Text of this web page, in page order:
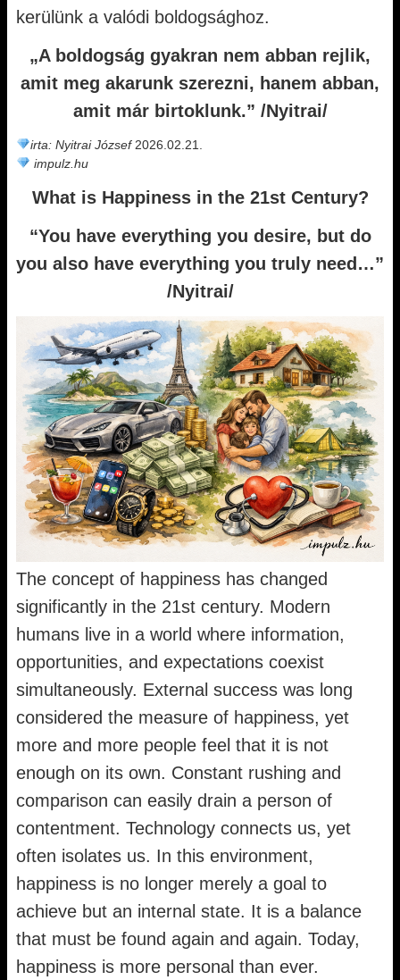
kerülünk a valódi boldogsághoz.
„A boldogság gyakran nem abban rejlik,
amit meg akarunk szerezni, hanem abban,
amit már birtoklunk.” /Nyitrai/
irta: Nyitrai József2026.02.21.
impulz.hu
What is Happiness in the 21st Century?
“You have everything you desire, but do
you also have everything you truly need…”
/Nyitrai/
The concept of happiness has changed
significantly in the 21st century. Modern
humans live in a world where information,
opportunities, and expectations coexist
simultaneously. External success was long
considered the measure of happiness, yet
more and more people feel that it is not
enough on its own. Constant rushing and
comparison can easily drain a person of
contentment. Technology connects us, yet
often isolates us. In this environment,
happiness is no longer merely a goal to
achieve but an internal state. It is a balance
that must be found again and again. Today,
happiness is more personal than ever.